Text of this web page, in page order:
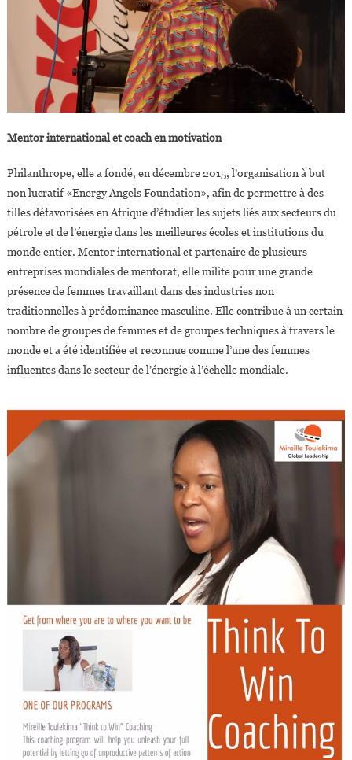
Mentor international et coach en motivation
Philanthrope, elle a fondé, en décembre 2015, l’organisation à but
non lucratif «Energy Angels Foundation», afin de permettre à des
filles défavorisées en Afrique d’étudier les sujets liés aux secteurs du
pétrole et de l’énergie dans les meilleures écoles et institutions du
monde entier. Mentor international et partenaire de plusieurs
entreprises mondiales de mentorat, elle milite pour une grande
présence de femmes travaillant dans des industries non
traditionnelles à prédominance masculine. Elle contribue à un certain
nombre de groupes de femmes et de groupes techniques à travers le
monde et a été identifiée et reconnue comme l’une des femmes
influentes dans le secteur de l’énergie à l’échelle mondiale.